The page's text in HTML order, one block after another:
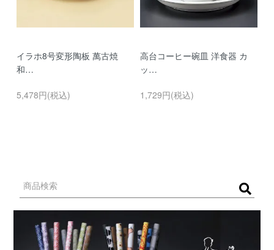
イラホ8号変形陶板 萬古焼
和…
5,478円(税込)
高台コーヒー碗皿 洋食器 カ
ッ…
1,729円(税込)